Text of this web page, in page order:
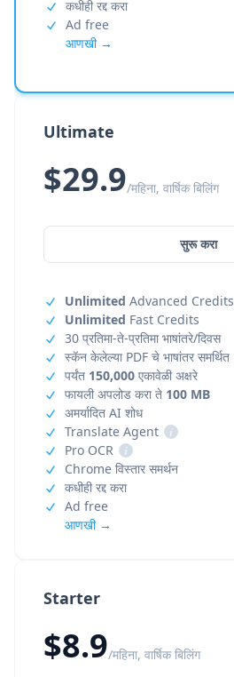
Starter
$8.9/महिना, वार्षिक बिलिंग
कधीही रद्द करा
Ad free
आणखी →
Ultimate
$29.9/महिना, वार्षिक बिलिंग
सुरू करा
Unlimited Advanced Credits
Unlimited Fast Credits
30 प्रतिमा-ते-प्रतिमा भाषांतरे/दिवस
स्कॅन केलेल्या PDF चे भाषांतर समर्थित
पर्यंत 150,000 एकावेळी अक्षरे
फायली अपलोड करा ते 100 MB
अमर्यादित AI शोध
Translate Agent
i
Pro OCR
i
Chrome विस्तार समर्थन
कधीही रद्द करा
Ad free
आणखी →